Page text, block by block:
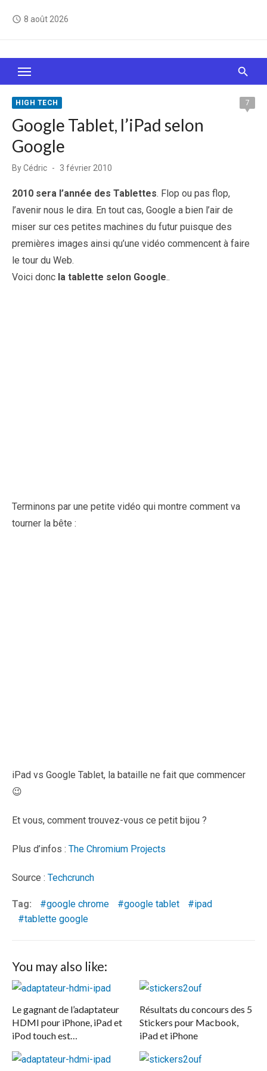
access_time 8 août 2026
Le Web, c'est comme une boîte de chocolats… On
sait jamais sur quoi on va tomber !
HIGH TECH 7
Google Tablet, l’iPad selon
Google
ByCédric
Posted
3 février 2010
2010 sera l’année des Tablettes. Flop ou pas flop,
l’avenir nous le dira. En tout cas, Google a bien l’air de
miser sur ces petites machines du futur puisque des
premières images ainsi qu’une vidéo commencent à faire
le tour du Web.
Voici donc la tablette selon Google..
Terminons par une petite vidéo qui montre comment va
tourner la bête :
iPad vs Google Tablet, la bataille ne fait que commencer
😉
Et vous, comment trouvez-vous ce petit bijou ?
Plus d’infos : The Chromium Projects
Source : Techcrunch
Tag: google chrome google tablet
ipad
tablette google
You may also like:
Le gagnant de l’adaptateur
HDMI pour iPhone, iPad et
iPod touch est…
Résultats du concours des 5
Stickers pour Macbook,
iPad et iPhone